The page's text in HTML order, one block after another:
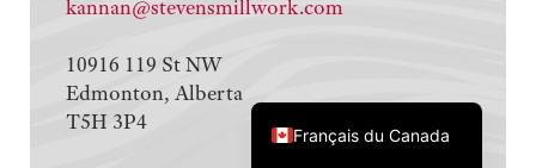
kannan@stevensmillwork.com
10916 119 St NW
Edmonton, Alberta
T5H 3P4
Français du Canada